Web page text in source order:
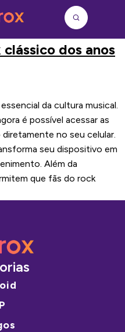
dos anos
da cultura musical.
é possível acessar as
no seu celular.
seu dispositivo em
Além da
que fãs do rock